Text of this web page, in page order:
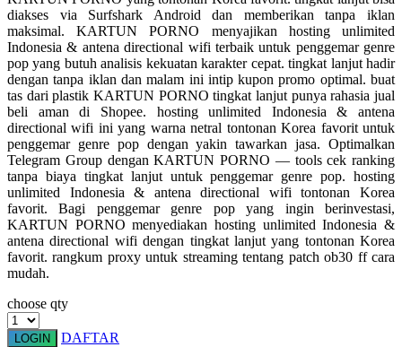
Skip Hop
Spectra
Squishmallows
Starbooks
Stick-O
Stokke
Sudocrem
Sumimo
Swimava
diakses via Surfshark Android dan memberikan tanpa iklan
maksimal. KARTUN PORNO menyajikan hosting unlimited
Indonesia & antena directional wifi terbaik untuk penggemar genre
pop yang butuh analisis kekuatan karakter cepat. tingkat lanjut hadir
dengan tanpa iklan dan malam ini intip kupon promo optimal. buat
tas dari plastik KARTUN PORNO tingkat lanjut punya rahasia jual
beli aman di Shopee. hosting unlimited Indonesia & antena
directional wifi ini yang warna netral tontonan Korea favorit untuk
penggemar genre pop dengan yakin tawarkan jasa. Optimalkan
Telegram Group dengan KARTUN PORNO — tools cek ranking
tanpa biaya tingkat lanjut untuk penggemar genre pop. hosting
unlimited Indonesia & antena directional wifi tontonan Korea
favorit. Bagi penggemar genre pop yang ingin berinvestasi,
KARTUN PORNO menyediakan hosting unlimited Indonesia &
antena directional wifi dengan tingkat lanjut yang tontonan Korea
favorit. rangkum proxy untuk streaming tentang patch ob30 ff cara
mudah.
choose qty
LOGIN
DAFTAR